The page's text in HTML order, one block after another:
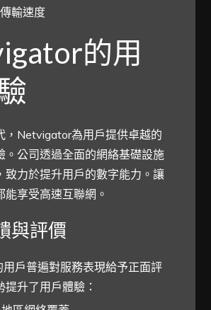
輸速度
的用
，Netvigator為用戶提供卓越的
。公司透過全面的網絡基礎設施
致力於提升用戶的數字能力。讓
能享受高速互聯網。
與評價
戶普遍對服務表現給予正面評
升了用戶體驗：